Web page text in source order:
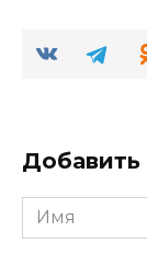
Имя